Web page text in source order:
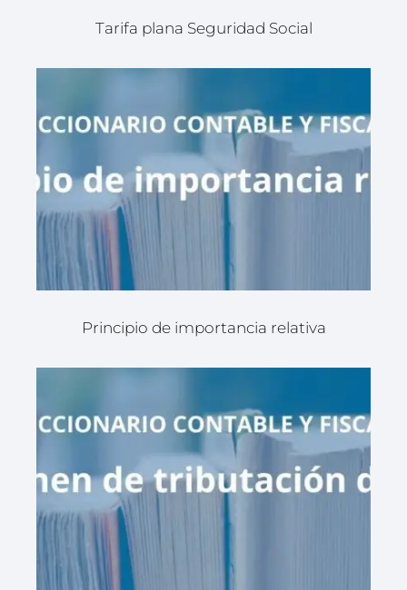
Tarifa plana Seguridad Social
Principio de importancia relativa